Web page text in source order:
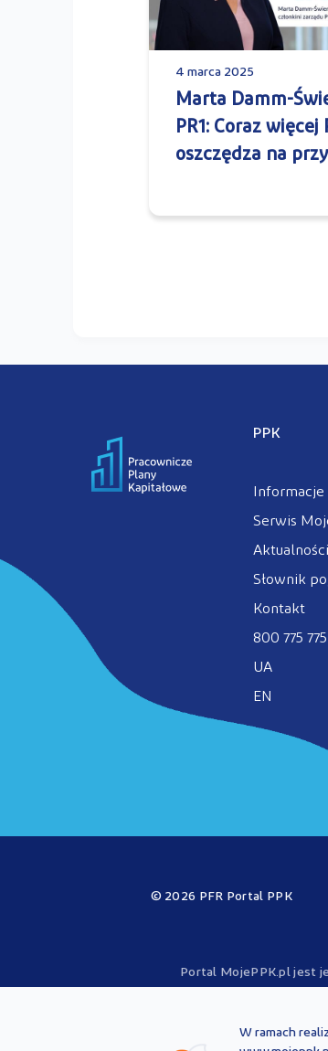
4 marca 2025
Marta Damm-
PR1: Coraz więcej
oszczędza na
PPK
Informacje
Serwis
Aktualności
Słownik
Kontakt
800 775 775
UA
EN
© 2026 PFR Portal PPK
Portal MojePPK.pl jest
przepisów prawa i
W ramach